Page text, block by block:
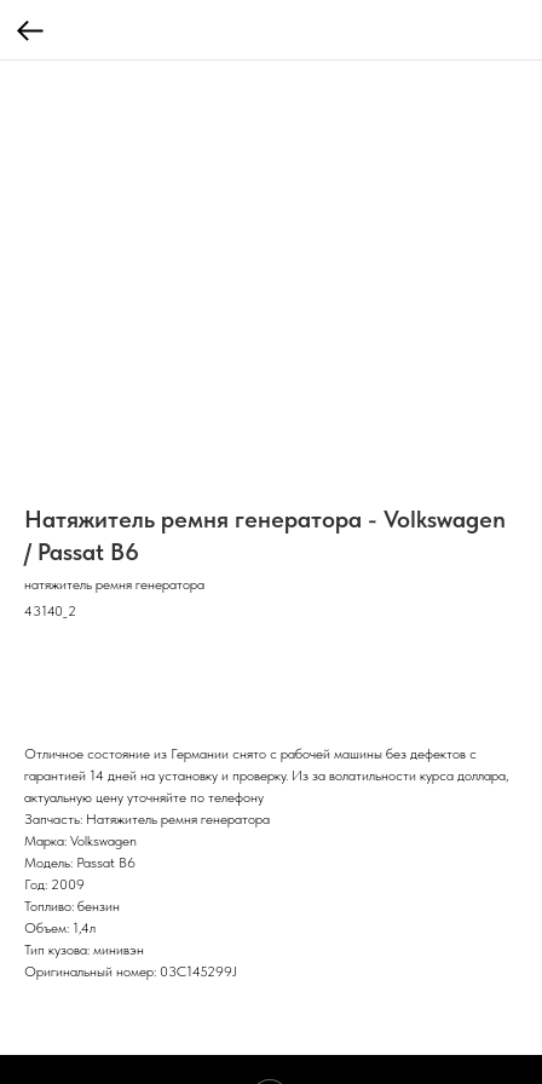
Натяжитель ремня генератора - Volkswagen
/ Passat B6
натяжитель ремня генератора
43140_2
Отличное состояние из Германии снято с рабочей машины без дефектов с
гарантией 14 дней на установку и проверку. Из за волатильности курса доллара,
актуальную цену уточняйте по телефону
Запчасть: Натяжитель ремня генератора
Марка: Volkswagen
Модель: Passat B6
Год: 2009
Топливо: бензин
Объем: 1,4л
Тип кузова: минивэн
Оригинальный номер: 03C145299J